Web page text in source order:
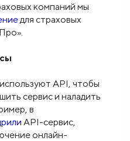
компаний мы
для страховых
API, чтобы
сервис и наладить
в
API-сервис,
онлайн-